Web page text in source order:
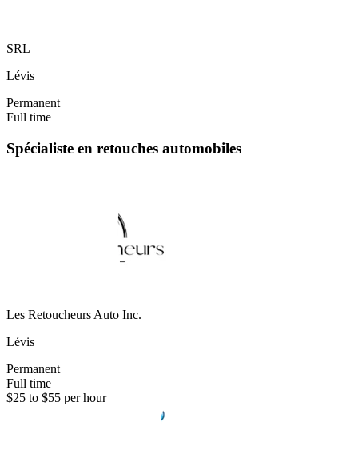
SRL
Lévis
Permanent
Full time
Spécialiste en retouches automobiles
Les Retoucheurs Auto Inc.
Lévis
Permanent
Full time
$25 to $55 per hour